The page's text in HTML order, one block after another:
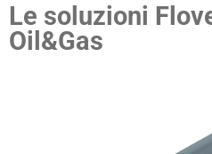
Le soluzioni
Oil&Gas